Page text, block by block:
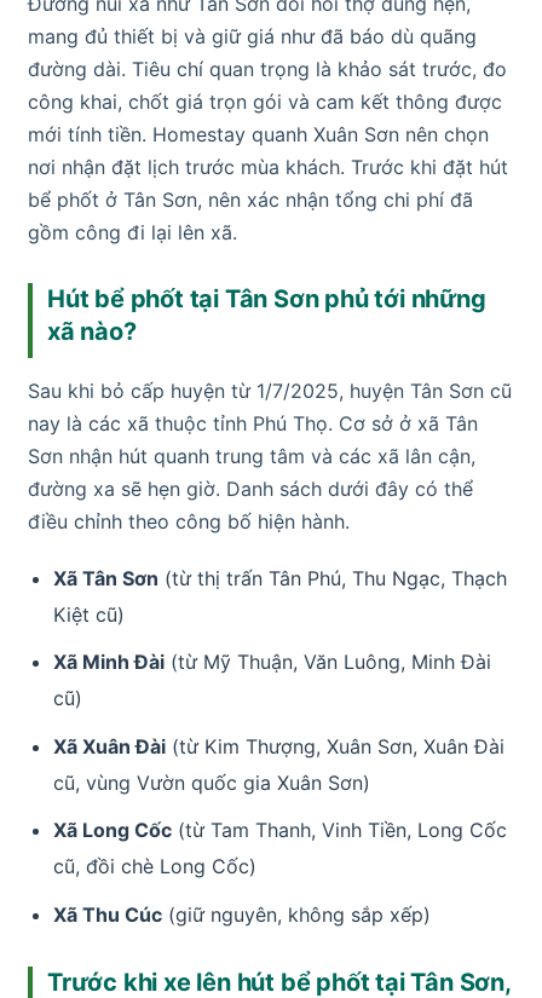
mang đủ thiết bị và giữ giá như đã báo dù quãng
đường dài. Tiêu chí quan trọng là khảo sát trước, đo
công khai, chốt giá trọn gói và cam kết thông được
mới tính tiền. Homestay quanh Xuân Sơn nên chọn
nơi nhận đặt lịch trước mùa khách. Trước khi đặt hút
bể phốt ở Tân Sơn, nên xác nhận tổng chi phí đã
gồm công đi lại lên xã.
Hút bể phốt tại Tân Sơn phủ tới những
xã nào?
Sau khi bỏ cấp huyện từ 1/7/2025, huyện Tân Sơn cũ
nay là các xã thuộc tỉnh Phú Thọ. Cơ sở ở xã Tân
Sơn nhận hút quanh trung tâm và các xã lân cận,
đường xa sẽ hẹn giờ. Danh sách dưới đây có thể
điều chỉnh theo công bố hiện hành.
Xã Tân Sơn (từ thị trấn Tân Phú, Thu Ngạc, Thạch
Kiệt cũ)
Xã Minh Đài(từ Mỹ Thuận, Văn Luông, Minh Đài
cũ)
Xã Xuân Đài(từ Kim Thượng, Xuân Sơn, Xuân Đài
cũ, vùng Vườn quốc gia Xuân Sơn)
Xã Long Cốc(từ Tam Thanh, Vinh Tiền, Long Cốc
cũ, đồi chè Long Cốc)
Xã Thu Cúc(giữ nguyên, không sắp xếp)
Trước khi xe lên hút bể phốt tại Tân Sơn,